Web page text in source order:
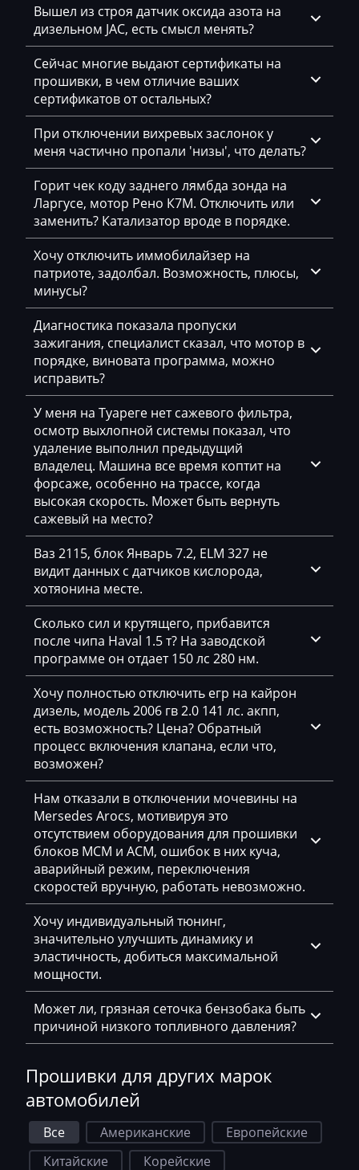
Camc
Case
Caterpillar
CFMoto
Challenger
Changhe
Chery
Chevrolet
Chrysler
Claas
CMI
Comacchio
Cupra
Dacia
Daewoo
DAF
Daihatsu
Dammann
Derways
Deutz
Dewulf
Dieci
Dodge
Dongfeng
Doosan
Doppstadt
Dynapac
EcoLog
Eggersmann
Exeed
Extreme moto
Faresin
Farmtrac
FAW
Fendt
Fiat
Вышел из строя датчик оксида азота на
дизельном JAC, есть смысл менять?
Сейчас многие выдают сертификаты на
прошивки, в чем отличие ваших
сертификатов от остальных?
При отключении вихревых заслонок у
меня частично пропали 'низы', что делать?
Горит чек коду заднего лямбда зонда на
Ларгусе, мотор Рено К7М. Отключить или
заменить? Катализатор вроде в порядке.
Хочу отключить иммобилайзер на
патриоте, задолбал. Возможность, плюсы,
минусы?
Диагностика показала пропуски
зажигания, специалист сказал, что мотор в
порядке, виновата программа, можно
исправить?
У меня на Туареге нет сажевого фильтра,
осмотр выхлопной системы показал, что
удаление выполнил предыдущий
владелец. Машина все время коптит на
форсаже, особенно на трассе, когда
высокая скорость. Может быть вернуть
сажевый на место?
Ваз 2115, блок Январь 7.2, ELM 327 не
видит данных с датчиков кислорода,
хотяонина месте.
Сколько сил и крутящего, прибавится
после чипа Haval 1.5 т? На заводской
программе он отдает 150 лс 280 нм.
Хочу полностью отключить егр на кайрон
дизель, модель 2006 гв 2.0 141 лс. акпп,
есть возможность? Цена? Обратный
процесс включения клапана, если что,
возможен?
Нам отказали в отключении мочевины на
Mersedes Arocs, мотивируя это
отсутствием оборудования для прошивки
блоков MCM и ACM, ошибок в них куча,
аварийный режим, переключения
скоростей вручную, работать невозможно.
Хочу индивидуальный тюнинг,
значительно улучшить динамику и
эластичность, добиться максимальной
мощности.
Может ли, грязная сеточка бензобака быть
причиной низкого топливного давления?
Прошивки для других марок
автомобилей
Все Американские
Европейские
Китайские
Корейские